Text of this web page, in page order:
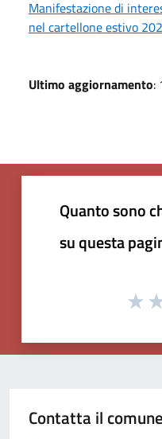
Manifestazione di
nel cartellone estivo
Ultimo aggiornamento:
Quanto sono
su questa
Contatta il comune